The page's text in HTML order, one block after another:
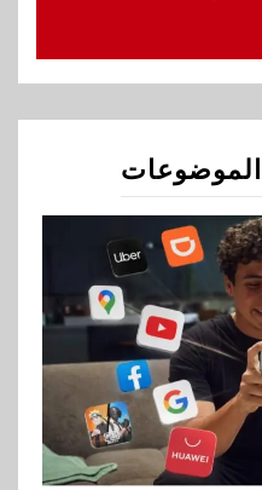
للشباب
تستعرض
لتعزيز حضورها
المصريين
صادر عن شركة
الموضوعات